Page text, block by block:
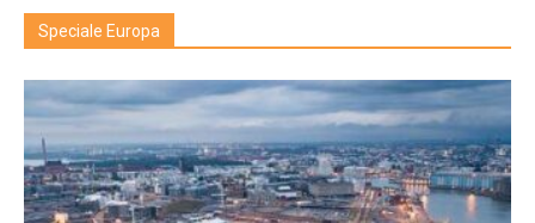
Speciale Europa